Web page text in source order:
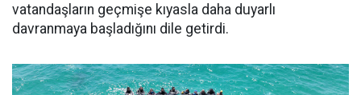
vatandaşların geçmişe kıyasla daha duyarlı
davranmaya başladığını dile getirdi.